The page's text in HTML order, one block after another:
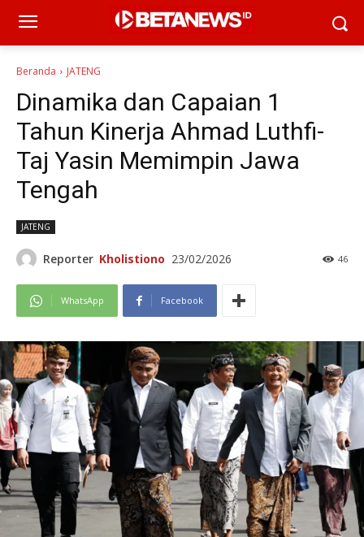
Beranda JATENG
Dinamika dan Capaian 1
Tahun Kinerja Ahmad Luthfi-
Taj Yasin Memimpin Jawa
Tengah
JATENG
Reporter Kholistiono 23/02/2026 46
WhatsApp Facebook